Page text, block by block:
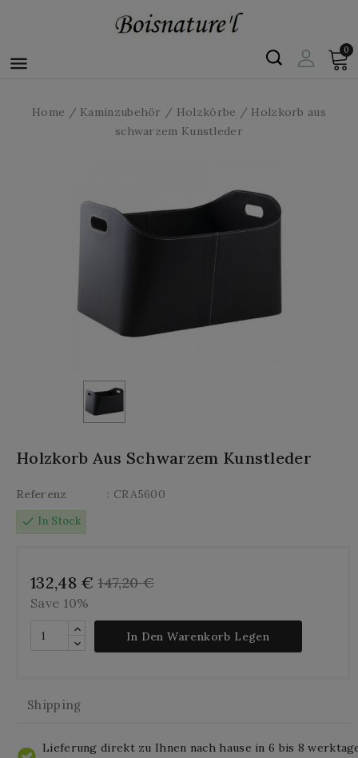

0
Home Kaminzubehör Holzkörbe
Holzkorb aus
schwarzem Kunstleder
Holzkorb Aus Schwarzem Kunstleder
Referenz
: CRA5600
check In Stock
132,48 € 147,20 €
Save 10%
In Den Warenkorb Legen
Shipping
Lieferung direkt zu Ihnen nach hause in 6 bis 8